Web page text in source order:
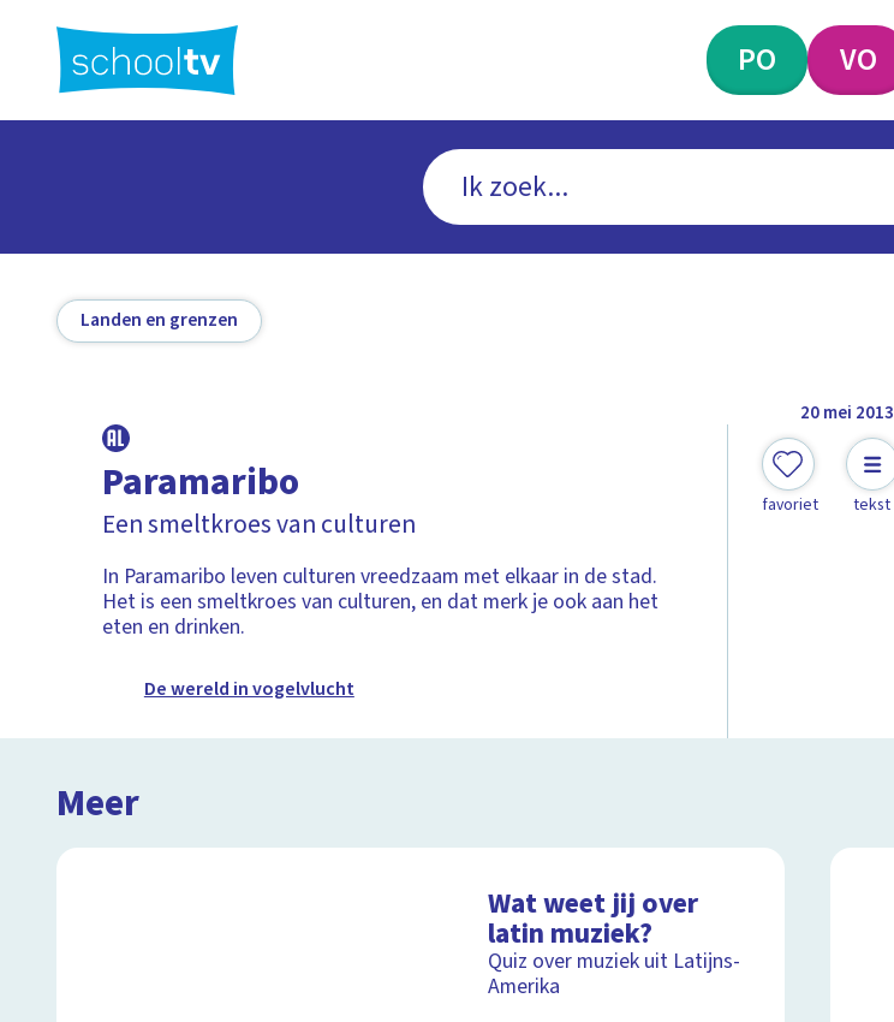
hoofdinhoud
PO VO
Landen en grenzen
20 mei 2013
Paramaribo
Een smeltkroes van culturen
In Paramaribo leven culturen vreedzaam met elkaar in de stad.
Het is een smeltkroes van culturen, en dat merk je ook aan het
eten en drinken.
De wereld in vogelvlucht
favoriet tekst
Meer
Wat weet jij over
latin muziek?
Quiz over muziek uit Latijns-
Amerika